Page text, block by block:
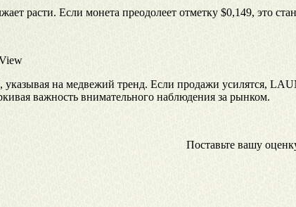
расти. Если монета преодолеет отметку $0,149, это
на медвежий тренд. Если продажи усилятся,
важность внимательного наблюдения за рынком.
Поставьте вашу